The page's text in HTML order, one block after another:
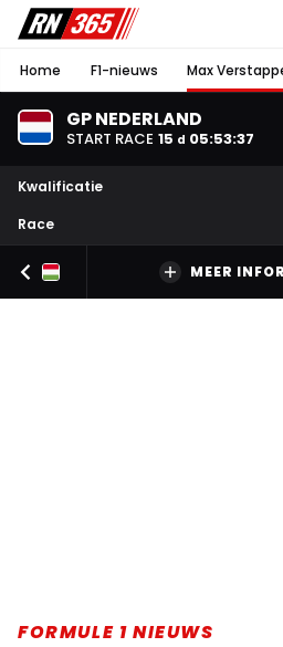
Home F1-nieuws Max
GP NEDERLAND
START RACE 15 d 05:53:36
Kwalificatie
Race
MEER
FORMULE 1 NIEUWS